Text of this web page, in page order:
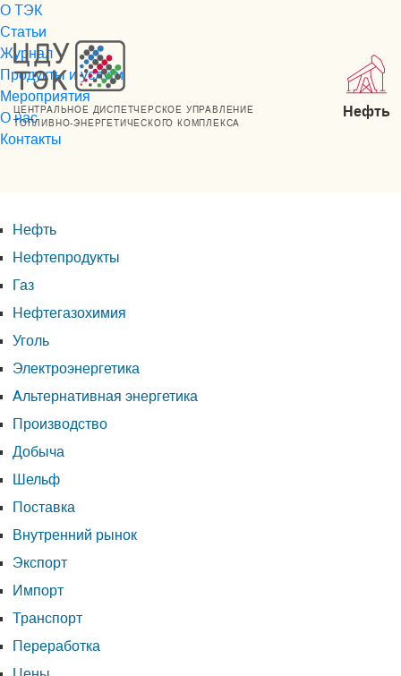
ЦЕНТРАЛЬНОЕ ДИСПЕТЧЕРСКОЕ УПРАВЛЕНИЕ
ТОПЛИВНО-ЭНЕРГЕТИЧЕСКОГО КОМПЛЕКСА
Нефть
О ТЭК
Статьи
Журнал
Продукты и услуги
Мероприятия
О нас
Контакты
Нефть
Нефтепродукты
Газ
Нефтегазохимия
Уголь
Электроэнергетика
Альтернативная энергетика
Производство
Добыча
Шельф
Поставка
Внутренний рынок
Экспорт
Импорт
Транспорт
Переработка